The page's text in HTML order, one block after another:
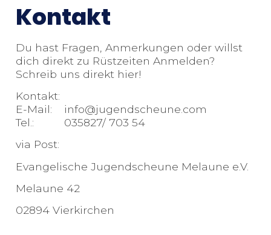
Kontakt
Du hast Fragen, Anmerkungen oder willst
dich direkt zu Rüstzeiten Anmelden?
Schreib uns direkt hier!
Kontakt:
E-Mail: info@jugendscheune.com
Tel.: 035827/ 703 54
via Post:
Evangelische Jugendscheune Melaune e.V.
Melaune 42
02894 Vierkirchen